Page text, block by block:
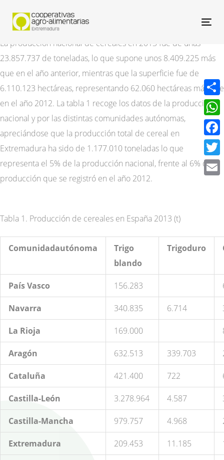
La producción nacional de cereales en 2013 fue de unas
23.857.737 de toneladas, lo que supone unos 8.409.225 más
que en el año anterior, mientras que la superficie fue de
6.110.123 hectáreas, representando 62.060 hectáreas más que
en el año 2012. La tabla 1 recoge los datos de la producción
nacional y por las distintas comunidades autónomas,
apreciándose que la producción total de cereal en
Extremadura ha sido de 1.177.010 toneladas lo que
representa el 5% de la producción nacional, frente al 6% de la
producción que se registró en el año 2012.
Tabla 1. Producción de cereales en España 2013 (t)
Comunidadautónoma
Trigo
blando
Trigoduro
País Vasco 156.283
Navarra 340.835 6.714
La Rioja 169.000
Aragón 632.513 339.703
Cataluña 421.400 722
Castilla-León 3.278.964 4.587
Castilla-Mancha 979.757 4.968
Extremadura 209.453 11.185